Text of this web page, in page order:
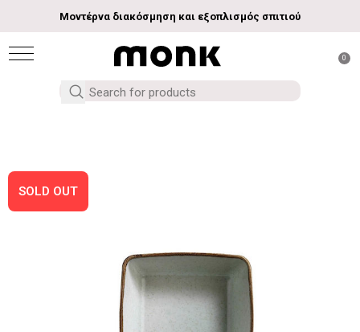
Μοντέρνα διακόσμηση και εξοπλισμός σπιτιού
0
SOLD OUT